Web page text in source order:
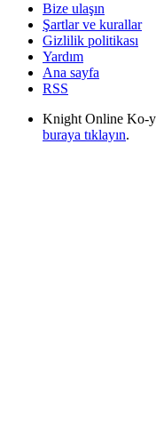
Bize ulaşın
Şartlar ve kurallar
Gizlilik politikası
Yardım
Ana sayfa
RSS
Knight Online Ko-
buraya tıklayın.